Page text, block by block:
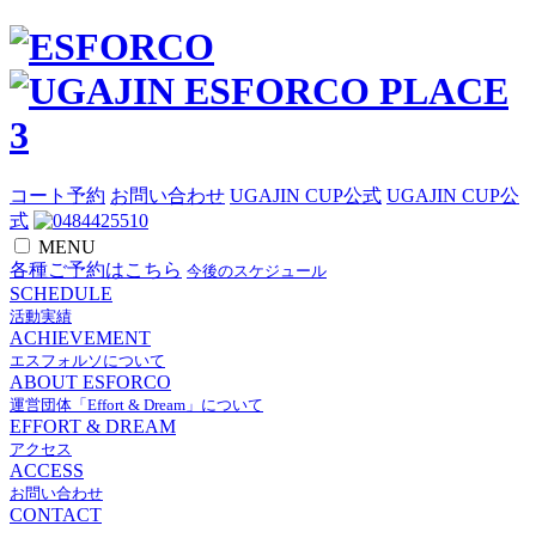
コート予約 お問い合わせ UGAJIN CUP公式 UGAJIN CUP公
式
MENU
各種ご予約はこちら 今後のスケジュール
SCHEDULE
活動実績
ACHIEVEMENT
エスフォルソについて
ABOUT ESFORCO
運営団体「Effort & Dream」について
EFFORT & DREAM
アクセス
ACCESS
お問い合わせ
CONTACT